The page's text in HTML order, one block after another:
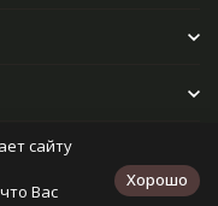
сайту
Вас
Хорошо